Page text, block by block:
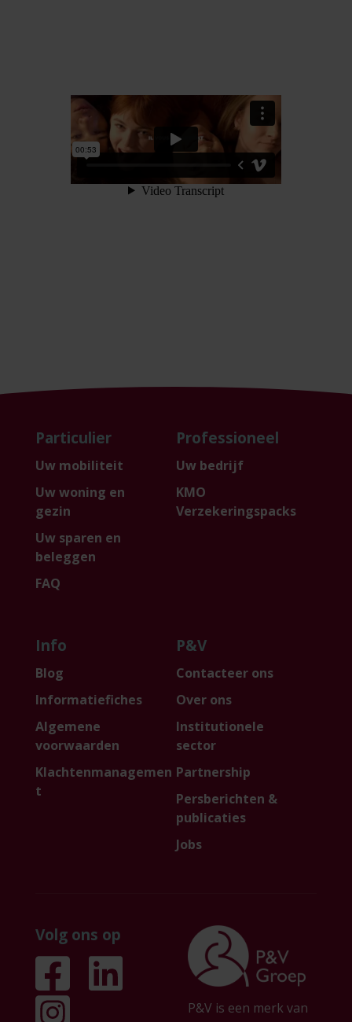
Particulier
Uw mobiliteit
Uw woning en
gezin
Uw sparen en
beleggen
FAQ
Professioneel
Uw bedrijf
KMO
Verzekeringspacks
Info
Blog
Informatiefiches
Algemene
voorwaarden
Klachtenmanagemen
t
P&V
Contacteer ons
Over ons
Institutionele
sector
Partnership
Persberichten &
publicaties
Jobs
Volg ons op
P&V is een merk van